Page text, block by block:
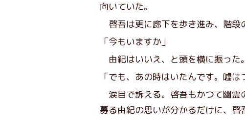
向いていた。
啓吾は更に廊下を歩き進み、階段
「今もいますか」
由紀はいいえ、と頭を横に振った。
「でも、あの時はいたんです。嘘は
涙目で訴える。啓吾もかつて幽霊
募る由紀の思いが分かるだけに、啓